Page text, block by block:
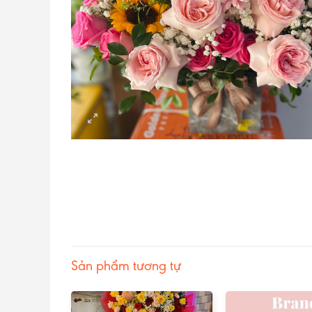
Sản phẩm tương tự